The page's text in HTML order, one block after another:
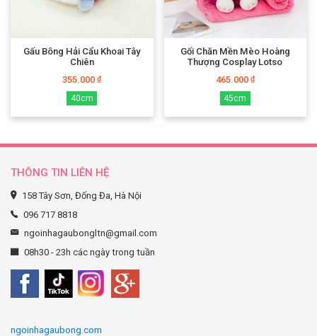
Gấu Bông Hải Cẩu Khoai Tây
Chiên
355.000₫
40cm
Gối Chăn Mền Mèo Hoàng
Thượng Cosplay Lotso
465.000 ₫
45cm
THÔNG TIN LIÊN HỆ
158 Tây Sơn, Đống Đa, Hà Nội
096 717 8818
ngoinhagaubongltn@gmail.com
08h30 - 23h các ngày trong tuần
ngoinhagaubong.com